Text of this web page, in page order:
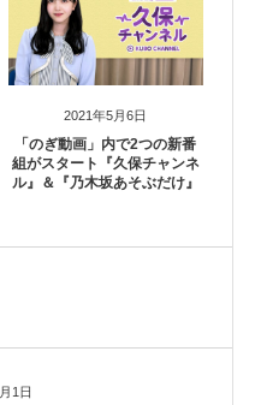
2021年5月6日
「のぎ動画」内で2つの新番
組がスタート『久保チャンネ
ル』＆『乃木坂あそぶだけ』
1日